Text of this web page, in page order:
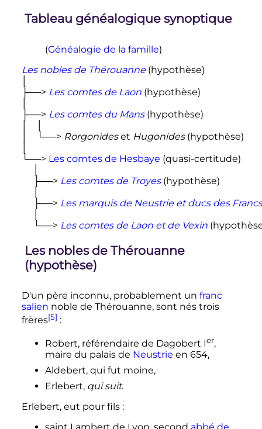
Tableau généalogique synoptique
(Généalogie de la famille)
Les nobles de Thérouanne (hypothèse)
├──> Les comtes de Laon (hypothèse)
├──> Les comtes du Mans (hypothèse)
│    └──> Rorgonides et Hugonides (hypothèse)
└──> Les comtes de Hesbaye (quasi-certitude)
     ├──>
Les comtes de Troyes (hypothèse)
     ├──>
Les marquis de Neustrie et ducs des Francs
     └──>
Les comtes de Laon et de Vexin
Les nobles de Thérouanne
(hypothèse)
D'un père inconnu, probablement un franc
salien noble de Thérouanne, sont nés trois
frères[5] :
Robert, référendaire de Dagobert Ier,
maire du palais de Neustrie en 654,
Aldebert, qui fut moine,
Erlebert, qui suit.
Erlebert, eut pour fils :